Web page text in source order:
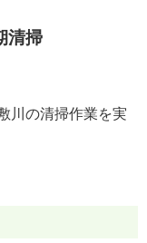
清掃
川の清掃作業を実